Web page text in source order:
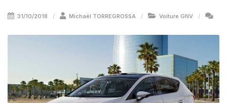
31/10/2018 Michaël TORREGROSSA Voiture GNV